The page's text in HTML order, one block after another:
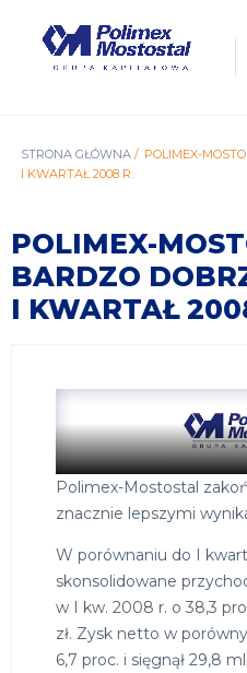
ŚCIEŻKA
STRONA GŁÓWNA
POLIMEX-
I KWARTAŁ 2008 R.
POLIMEX-
BARDZO
I KWARTAŁ
Polimex-Mostostal
znacznie lepszymi
W porównaniu do I
skonsolidowane
w I kw. 2008 r. o 38,3
zł. Zysk netto w
6,7 proc. i sięgnął 29,8